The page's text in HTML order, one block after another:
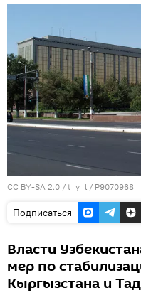
CC BY-SA 2.0 / t_y_l / P9070968
Подписаться
Власти
мер по
Кыргызстана и